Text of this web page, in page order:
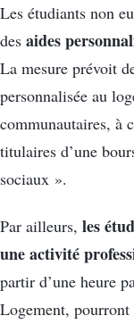
Les étudiants non
des aides
La mesure prévoit
personnalisée au
communautaires, à
titulaires d’une
sociaux ».
Par ailleurs, les
une activité
partir d’une heure
Logement,